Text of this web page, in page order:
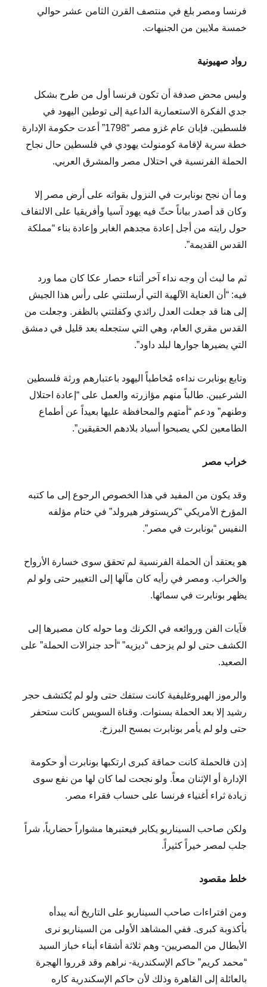
فرنسا ومصر بلغ في منتصف القرن الثامن عشر حوالي
خمسة ملايين من الجنيهات.
رواد صهيونية
وليس محض صدفة أن تكون فرنسا أول من طرح بشكل
جدي الفكرة الاستعمارية الداعية إلى توطين اليهود في
فلسطين. فإبان عام غزو مصر “1798” أعدت حكومة الإدارة
خطة سرية لإقامة كومنولث يهودي في فلسطين حال نجاح
الحملة الفرنسية في احتلال مصر والمشرق العربي.
وما أن نجح بونابرت في النزول بقواته على أرض مصر إلا
وكان قد أصدر بياناً حثّ فيه يهود آسيا وأفريقيا على الالتفاف
حول رايته من أجل إعادة مجدهم الغابر وإعادة بناء “مملكة
القدس القديمة”.
ثم ما لبث أن وجه نداء آخر أثناء حصار عكا كان مما ورد
فيه: “أن العناية الآلهية التي أرسلتني على رأس هذا الجيش
إلى هنا قد جعلت العدل رائدي وكفلتني بالظفر. وجعلت من
القدس مقري العام، وهي التي ستجعله بعد قليل في دمشق
التي يضيرها جوارها لبلد داود”.
وتابع بونابرت نداءه مُخاطباً اليهود باعتبارهم ورثة فلسطين
الشرعيين. طالباً منهم مؤازرته والعمل على “إعادة احتلال
وطنهم” ودعم “أمتهم والمحافظة عليها بعيداً عن أطماع
الطامعين لكي يصبحوا أسياد بلادهم الحقيقين”.
خراب مصر
وقد يكون من المفيد في هذا الخصوص الرجوع إلى ما كتبه
المؤرخ الأمريكي “كريستوفر هيرولد” في ختام مؤلفه
النفيس “بونابرت في مصر”.
هو يعتقد أن الحملة الفرنسية لم تحقق سوى خسارة الأرواح
والخراب. ومصر في رأيه كان مآلها إلى التغيير حتى ولو لم
يظهر بونابرت في سمائها.
فآيات الفن وروائعه في الكرنك وما حوله كان مصيرها إلى
الكشف حتى لو لم يزحف “ديزيه” “أحد جنرالات الحملة” على
الصعيد.
والرموز الهيروغليفية كانت ستفك حتى ولو لم يٌكتشف حجر
رشيد إلا بعد الحملة بسنوات. وقناة السويس كانت ستحفر
حتى ولو لم يأمر بونابرت بمسح البرزخ.
إذن فالحملة كانت حماقة كبرى ارتكبها بونابرت أو حكومة
الإدارة أو الإثنان معاً. ولو نجحت لما كان لها من نفع سوى
زيادة ثراء أغنياء فرنسا على حساب فقراء مصر.
ولكن صاحب السيناريو يكابر فيعتبرها مشواراً حضارياً، شراً
جلب لمصر خيراً كثيراً.
خلط مقصود
ومن افتراءات صاحب السيناريو على التاريخ أنه يبدأه
بأكذوبة كبرى. ففي المشاهد الأولى من السيناريو نرى
الأبطال من المصريين- وهم ثلاثة أشقاء أبناء خباز السيد
“محمد كريم” حاكم الإسكندرية- نراهم وقد قرروا الهجرة
بالعائلة إلى القاهرة وذلك لأن حاكم الإسكندرية كاره